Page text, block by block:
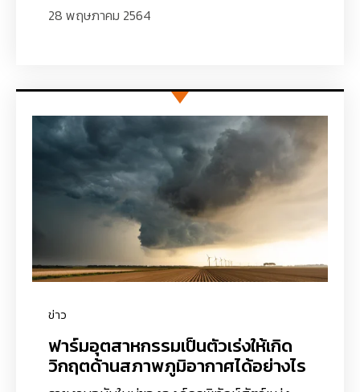
28 พฤษภาคม 2564
ฟาร์มอุตสาหกรรมเป็นตัวเร่งให้เกิด
วิกฤตด้านสภาพภูมิอากาศได้อย่างไร
ข่าว